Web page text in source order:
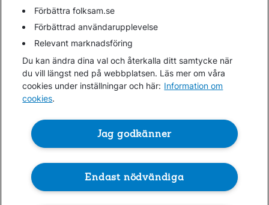
Gå direkt till...
Folksam.se
Finansiell information
Lediga jobb
Cookies
Hantera cookies
Personuppgifter GDPR
Om penningtvättslagen
Förbättra folksam.se
Förbättrad användarupplevelse
Relevant marknadsföring
Du kan ändra dina val och återkalla ditt samtycke när
du vill längst ned på webbplatsen. Läs mer om våra
cookies under inställningar och här: Information om
cookies.
Jag godkänner
Endast nödvändiga